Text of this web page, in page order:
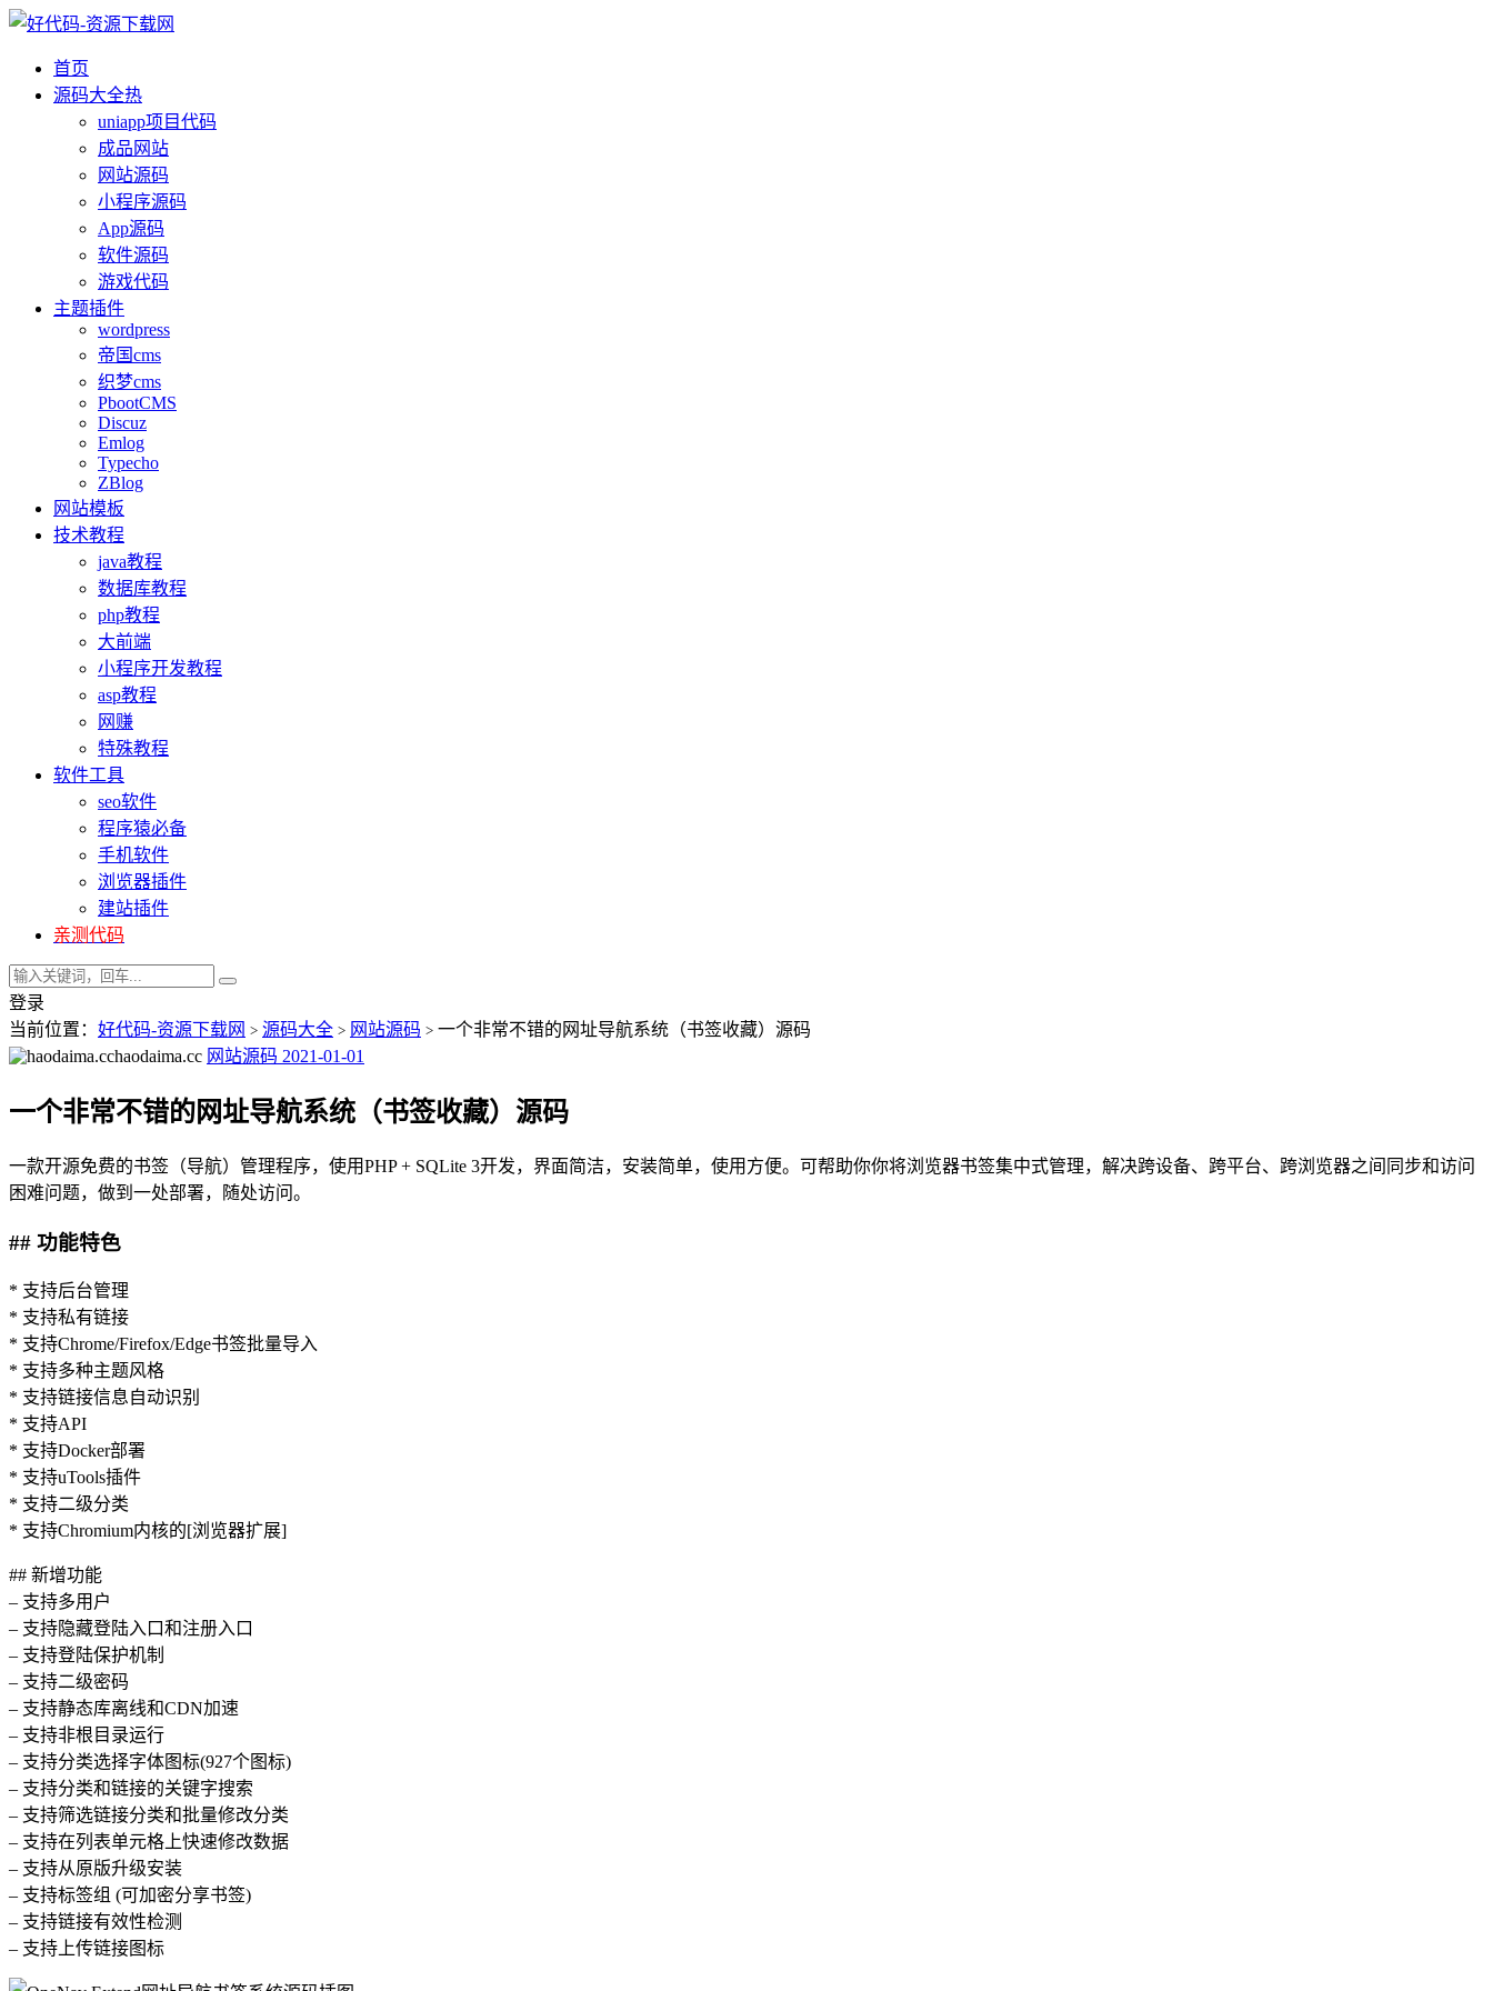
首页
源码大全热
uniapp项目代码
成品网站
网站源码
小程序源码
App源码
软件源码
游戏代码
主题插件
wordpress
帝国cms
织梦cms
PbootCMS
Discuz
Emlog
Typecho
ZBlog
网站模板
技术教程
java教程
数据库教程
php教程
大前端
小程序开发教程
asp教程
网赚
特殊教程
软件工具
seo软件
程序猿必备
手机软件
浏览器插件
建站插件
亲测代码
登录
当前位置： 好代码-资源下载网 > 源码大全 > 网站源码 > 一个非常不错的网址导航系统（书签收藏）源码
haodaima.cc 网站源码 2021-01-01
一个非常不错的网址导航系统（书签收藏）源码
一款开源免费的书签（导航）管理程序，使用PHP + SQLite 3开发，界面简洁，安装简单，使用方便。可帮助你你将浏览器书签集中式管理，解决跨设备、跨平台、跨浏览器之间同步和访问
困难问题，做到一处部署，随处访问。
## 功能特色
* 支持后台管理
* 支持私有链接
* 支持Chrome/Firefox/Edge书签批量导入
* 支持多种主题风格
* 支持链接信息自动识别
* 支持API
* 支持Docker部署
* 支持uTools插件
* 支持二级分类
* 支持Chromium内核的[浏览器扩展]
## 新增功能
– 支持多用户
– 支持隐藏登陆入口和注册入口
– 支持登陆保护机制
– 支持二级密码
– 支持静态库离线和CDN加速
– 支持非根目录运行
– 支持分类选择字体图标(927个图标)
– 支持分类和链接的关键字搜索
– 支持筛选链接分类和批量修改分类
– 支持在列表单元格上快速修改数据
– 支持从原版升级安装
– 支持标签组 (可加密分享书签)
– 支持链接有效性检测
– 支持上传链接图标